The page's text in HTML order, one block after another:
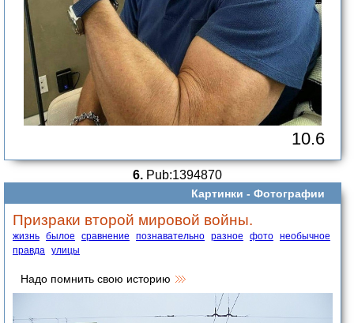
10.6
6.Pub:1394870
Картинки - Фотографии
Призраки второй мировой войны.
жизнь былое сравнение познавательно разное фото необычное
правда
улицы
Надо помнить свою историю